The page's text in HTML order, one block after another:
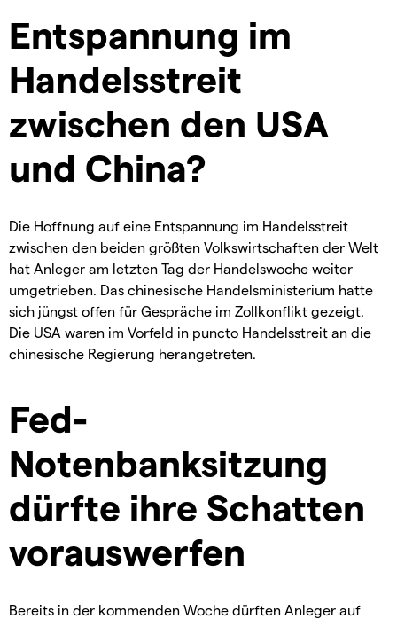
Entspannung im
Handelsstreit
zwischen den USA
und China?
Die Hoffnung auf eine Entspannung im Handelsstreit
zwischen den beiden größten Volkswirtschaften der Welt
hat Anleger am letzten Tag der Handelswoche weiter
umgetrieben. Das chinesische Handelsministerium hatte
sich jüngst offen für Gespräche im Zollkonflikt gezeigt.
Die USA waren im Vorfeld in puncto Handelsstreit an die
chinesische Regierung herangetreten.
Fed-
Notenbanksitzung
dürfte ihre Schatten
vorauswerfen
Bereits in der kommenden Woche dürften Anleger auf